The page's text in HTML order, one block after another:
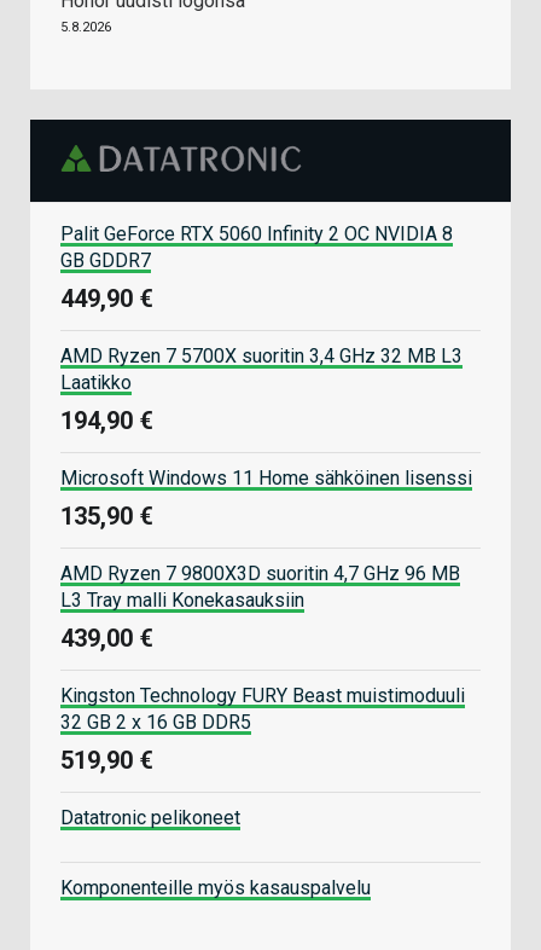
5.8.2026
Palit GeForce RTX 5060 Infinity 2 OC NVIDIA 8
GB GDDR7
449,90 €
AMD Ryzen 7 5700X suoritin 3,4 GHz 32 MB L3
Laatikko
194,90 €
Microsoft Windows 11 Home sähköinen lisenssi
135,90 €
AMD Ryzen 7 9800X3D suoritin 4,7 GHz 96 MB
L3 Tray malli Konekasauksiin
439,00 €
Kingston Technology FURY Beast muistimoduuli
32 GB 2 x 16 GB DDR5
519,90 €
Datatronic pelikoneet
Komponenteille myös kasauspalvelu